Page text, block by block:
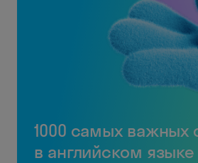
1000 самых важных
в английском языке